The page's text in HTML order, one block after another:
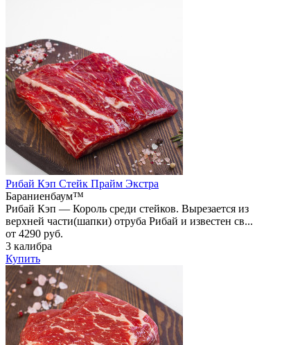
Рибай Кэп Стейк Прайм Экстра
Бараниенбаум™
Рибай Кэп — Король среди стейков. Вырезается из
верхней части(шапки) отруба Рибай и известен св...
от 4290 руб.
3 калибра
Купить